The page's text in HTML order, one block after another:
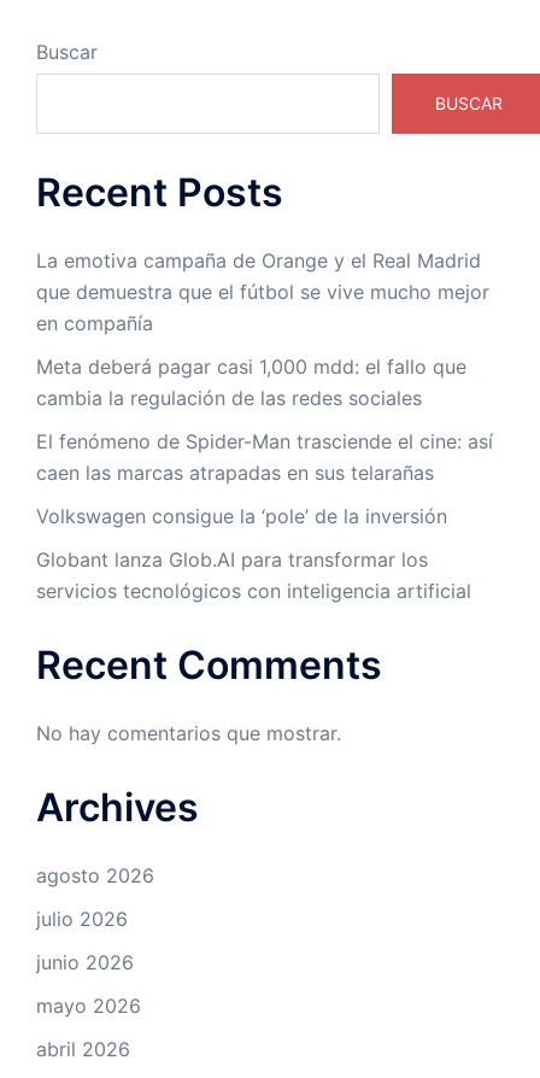
Buscar
BUSCAR
Recent Posts
La emotiva campaña de Orange y el Real Madrid
que demuestra que el fútbol se vive mucho mejor
en compañía
Meta deberá pagar casi 1,000 mdd: el fallo que
cambia la regulación de las redes sociales
El fenómeno de Spider-Man trasciende el cine: así
caen las marcas atrapadas en sus telarañas
Volkswagen consigue la ‘pole’ de la inversión
Globant lanza Glob.AI para transformar los
servicios tecnológicos con inteligencia artificial
Recent Comments
No hay comentarios que mostrar.
Archives
agosto 2026
julio 2026
junio 2026
mayo 2026
abril 2026